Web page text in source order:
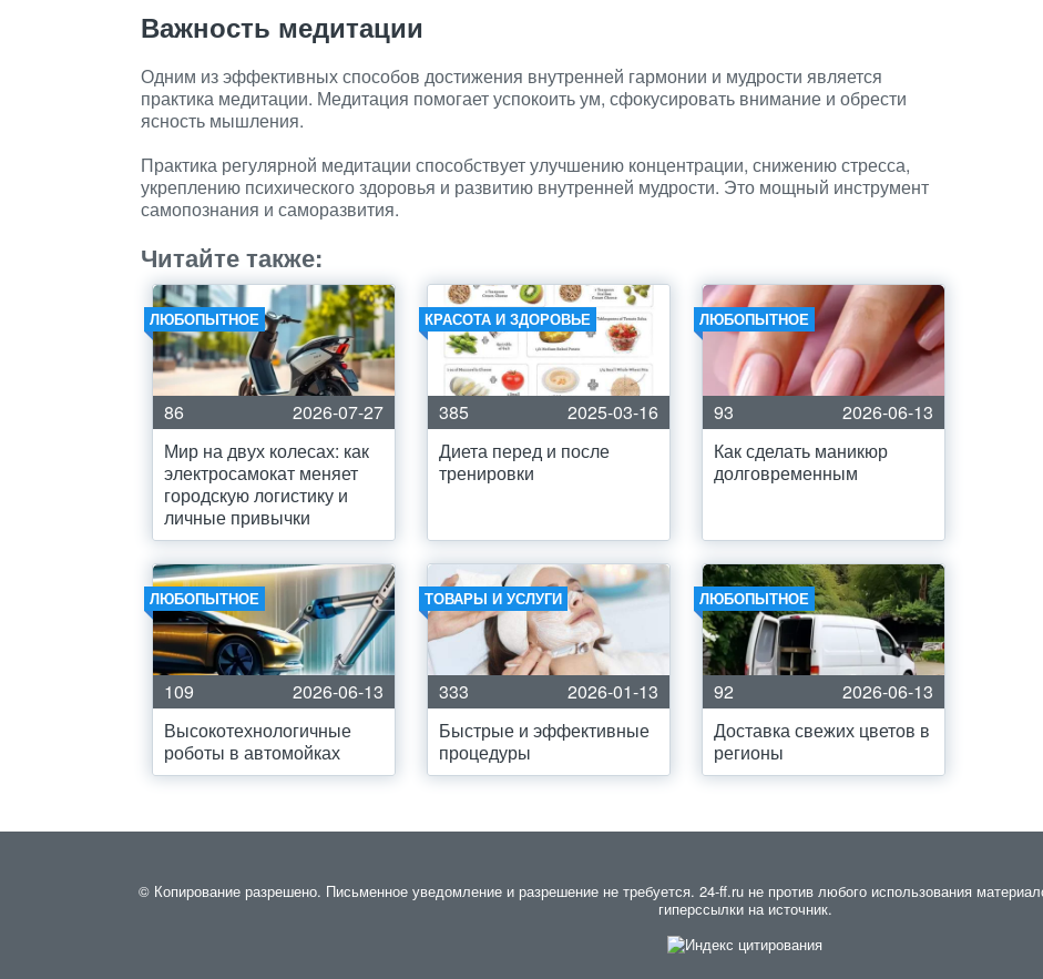
Важность медитации
Одним из эффективных способов достижения внутренней гармонии и мудрости является
практика медитации. Медитация помогает успокоить ум, сфокусировать внимание и обрести
ясность мышления.
Практика регулярной медитации способствует улучшению концентрации, снижению стресса,
укреплению психического здоровья и развитию внутренней мудрости. Это мощный инструмент
самопознания и саморазвития.
Читайте также:
ЛЮБОПЫТНОЕ
86
2026-07-27
Мир на двух колесах: как
электросамокат меняет
городскую логистику и
личные привычки
КРАСОТА И ЗДОРОВЬЕ
385
2025-03-16
Диета перед и после
тренировки
ЛЮБОПЫТНОЕ
93
2026-06-13
Как сделать маникюр
долговременным
ЛЮБОПЫТНОЕ
109
2026-06-13
Высокотехнологичные
роботы в автомойках
ТОВАРЫ И УСЛУГИ
333
2026-01-13
Быстрые и эффективные
процедуры
ЛЮБОПЫТНОЕ
92
2026-06-13
Доставка свежих цветов в
регионы
© Копирование разрешено. Письменное уведомление и разрешение не требуется. 24-ff.ru не против любого использования
гиперссылки на источник.